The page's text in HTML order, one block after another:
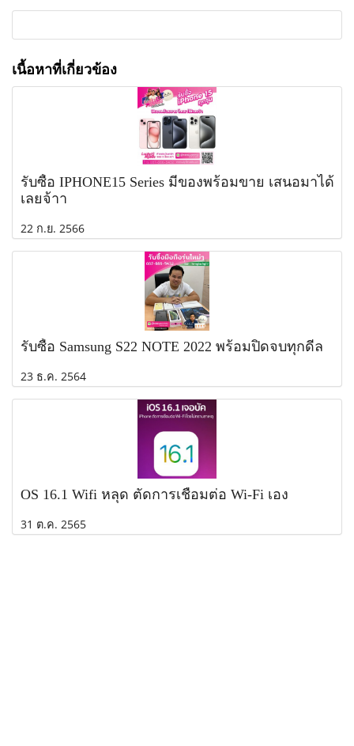
เนื้อหาที่เกี่ยวข้อง
รับซื้อ IPHONE15 Series มีของพร้อมขาย เสนอมาได้
เลยจ้าา
22 ก.ย. 2566
รับซื้อ Samsung S22 NOTE 2022 พร้อมปิดจบทุกดีล
23 ธ.ค. 2564
OS 16.1 Wifi หลุด ตัดการเชื่อมต่อ Wi-Fi เอง
31 ต.ค. 2565